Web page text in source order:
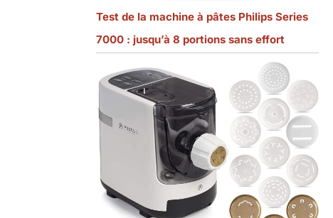
Test de la machine à pâtes Philips Series
7000 : jusqu’à 8 portions sans effort